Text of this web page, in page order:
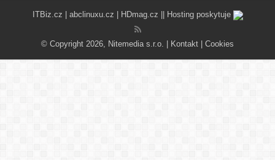
ITBiz.cz abclinuxu.cz HDmag.cz || Hosting poskytuje
© Copyright 2026, Nitemedia s.r.o. | Kontakt Cookies